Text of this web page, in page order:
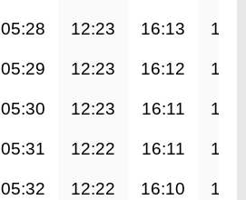
05:28 12:23 16:13
05:29 12:23 16:12
05:30 12:23 16:11
05:31 12:22 16:11
05:32 12:22 16:10